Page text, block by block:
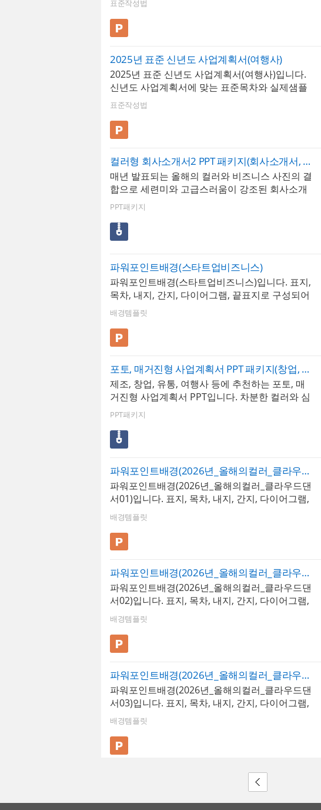
한 엑셀연동 그래프/차트, 샘플내용에 최적화된
다이어그램, 이미지소스 등이 포함되어 있습니다.
업종에 맞게 다양하게 선택하여 사용할 수 있습니
Batang] 입니다. 폰트가 없을 경우 기본 폰트로
보입니다.* 폰트는 따로 제공되지 않으므로 다운
로드 및 변경하여 사용하시기 바랍니다. • ​파워포
인트 > 표준작성법 > 신년도 사업계획서 • 배경템
표준작성법
2025년 표준 신년도 사업계획서(여행사)
2025년 표준 신년도 사업계획서(여행사)입니다.
신년도 사업계획서에 맞는 표준목차와 실제샘플
로 구성되어 있습니다. 수준높은 디자인, 편리한
엑셀연동 그래프/차트, 샘플내용에 최적화된 다
이어그램, 이미지소스 등이 포함되어 있습니다.
업종에 맞게 다양하게 선택하여 사용할 수 있습니
우개 R] 입니다. 폰트가 없을 경우 기본 폰트로 보
입니다.* 폰트는 따로 제공되지 않으므로 다운로
드 및 변경하여 사용하시기 바랍니다. • ​파워포인
트 > 표준작성법 > 신년도 사업계획서 • 배경템플
표준작성법
컬러형 회사소개서2 PPT 패키지(회사소개서, 회사조직도, 제조업회사소개서, 기본회사소개서)
매년 발표되는 올해의 컬러와 비즈니스 사진의 결
합으로 세련미와 고급스러움이 강조된 회사소개
서입니다. 단일 컬러의 사용은 전반적인 안정감과
통일성을 주며 주목성을 높여줍니다. 회사소개서
표준목차에 맞춰 다이어그램, 표, 그래프를 구성
하였으며, 모든 도형 및 그래프, 사진은 편집이 편
PPT패키지
파워포인트배경(스타트업비즈니스)
파워포인트배경(스타트업비즈니스)입니다. 표지,
목차, 내지, 간지, 다이어그램, 끝표지로 구성되어
있습니다. 스타트업 기업들을 위한 템플릿으로 비
즈니스 이미지를 활용하여 제작된 디자인으로 다
양하게 비즈니스 용도로 사용가능한 심플한 템플
릿입니다. * 해당 템플릿에 사용된 폰트는 [프리
폰트로 보입니다. * 폰트는 따로 제공되지 않으므
로 다운로드 및 변경하여 사용하시기 바랍니다. • ​
파워포인트 > 배경템플릿 > 비즈니스/금융• 배경
템플릿 12 P
배경템플릿
포토, 매거진형 사업계획서 PPT 패키지(창업, 유통, 카페, 프랜차이즈, 여행사, 쇼핑몰, 교육 사업계획서)
제조, 창업, 유통, 여행사 등에 추천하는 포토, 매
거진형 사업계획서 PPT입니다. 차분한 컬러와 심
플한 육면체 패턴, 비즈니스 사진의 조합으로 도
시적이고 세련된 이미지가 강조된 사업계획서입
니다. 구성되어진 사진, 도형, 그래프는 편집이 편
리하도록 제작되었으며 사업계획서 표준목차에
다.
PPT패키지
파워포인트배경(2026년_올해의컬러_클라우드댄서01)
파워포인트배경(2026년_올해의컬러_클라우드댄
서01)입니다. 표지, 목차, 내지, 간지, 다이어그램,
끝표지로 구성되어 있습니다. 올해의 컬러로 선정
된 클라우드댄서를 활용하여 제작된 템플릿으로,
비즈니스 용도로 다양하게 활용이 가능합니다. *
해당 템플릿에 사용된 폰트는 [ Archivo ] 입니다.
따로 제공되지 않으므로 다운로드 및 변경하여 사
용하시기 바랍니다. 파워포인트 > 배경템플릿 >
올해의PPT배경템플릿 21P
배경템플릿
파워포인트배경(2026년_올해의컬러_클라우드댄서02)
파워포인트배경(2026년_올해의컬러_클라우드댄
서02)입니다. 표지, 목차, 내지, 간지, 다이어그램,
끝표지로 구성되어 있습니다. 올해의 컬러로 선정
된 클라우드댄서를 활용하여 제작된 템플릿으로,
비즈니스 용도로 다양하게 활용이 가능합니다. *
해당 템플릿에 사용된 폰트는 [ Poppins ] 입니다.
따로 제공되지 않으므로 다운로드 및 변경하여 사
용하시기 바랍니다. 파워포인트 > 배경템플릿 >
올해의PPT배경템플릿 12P
배경템플릿
파워포인트배경(2026년_올해의컬러_클라우드댄서03)
파워포인트배경(2026년_올해의컬러_클라우드댄
서03)입니다. 표지, 목차, 내지, 간지, 다이어그램,
끝표지로 구성되어 있습니다. 올해의 컬러로 선정
된 클라우드댄서를 활용하여 제작된 템플릿으로,
비즈니스 용도로 다양하게 활용이 가능합니다. *
해당 템플릿에 사용된 폰트는 [ 학교안심 꽈배기 ]
다.* 폰트는 따로 제공되지 않으므로 다운로드 및
변경하여 사용하시기 바랍니다. 파워포인트 > 배
경템플릿 > 올해의PPT배경템플릿 12P
배경템플릿